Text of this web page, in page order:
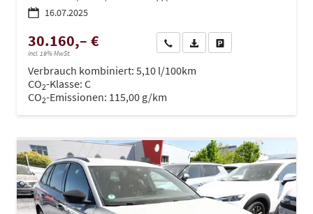
16.07.2025
30.160,– €
incl. 19% MwSt.
Wir rufen Sie anPDF-Datei, Fahrzeugexposé
Verbrauch kombiniert: 5,10 l/100km
CO2-Klasse: C
CO2-Emissionen: 115,00 g/km